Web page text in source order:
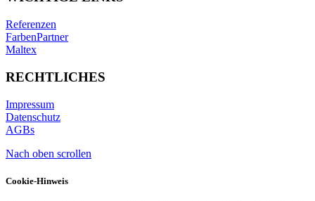
Referenzen
FarbenPartner
Maltex
RECHTLICHES
Impressum
Datenschutz
AGBs
Nach oben scrollen
Cookie-Hinweis